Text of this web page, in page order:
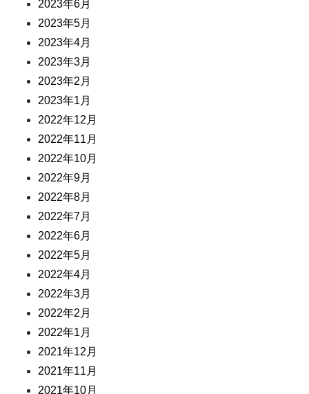
2023年6月
2023年5月
2023年4月
2023年3月
2023年2月
2023年1月
2022年12月
2022年11月
2022年10月
2022年9月
2022年8月
2022年7月
2022年6月
2022年5月
2022年4月
2022年3月
2022年2月
2022年1月
2021年12月
2021年11月
2021年10月